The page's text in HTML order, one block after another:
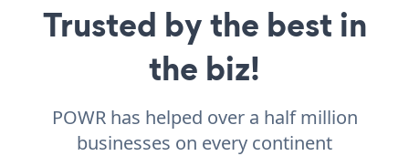
Trusted by the best in
the biz!
POWR has helped over a half million
businesses on every continent